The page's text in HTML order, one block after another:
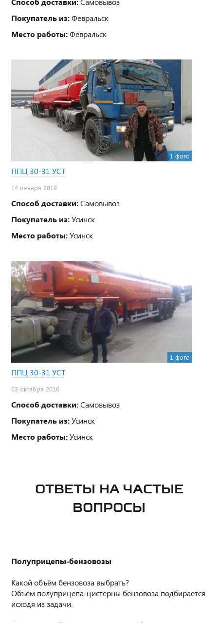
Покупатель из:Февральск
Место работы:Февральск
1 фото
ППЦ 30-31 УСТ
14 января 2019
Способ доставки:Самовывоз
Покупатель из:Усинск
Место работы:Усинск
1 фото
ППЦ 30-31 УСТ
03 октября 2016
Способ доставки:Самовывоз
Покупатель из:Усинск
Место работы:Усинск
ОТВЕТЫ НА ЧАСТЫЕ
ВОПРОСЫ
Полуприцепы-бензовозы
Какой объём бензовоза выбрать?
Объём полуприцепа-цистерны бензовоза подбирается
исходя из задачи.